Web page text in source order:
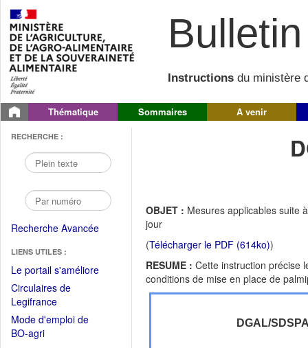
Instructions du ministère
Thématique Sommaires A venir
RECHERCHE :
Recherche Avancée
LIENS UTILES :
Le portail s'améliore(Fichier
Circulaires de
Legifrance(Ouvrir
dans
une
Mode d'emploi de
BO-agri(Ouvrir
OBJET : Mesures applicables suite
jour
(Télécharger le PDF (614ko))
RESUME : Cette instruction précise
conditions de mise en place de
DGAL/